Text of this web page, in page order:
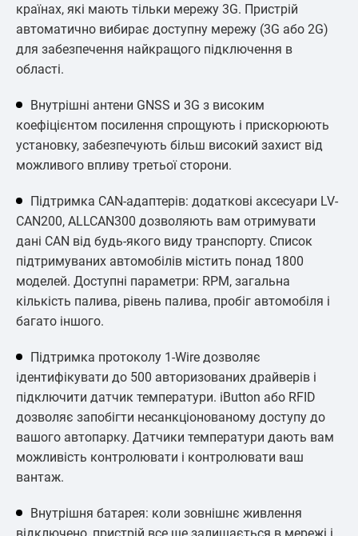
країнах, які мають тільки мережу 3G. Пристрій
автоматично вибирає доступну мережу (3G або 2G)
для забезпечення найкращого підключення в
області.
Внутрішні антени GNSS и 3G з високим
коефіцієнтом посилення спрощують і прискорюють
установку, забезпечують більш високий захист від
можливого впливу третьої сторони.
Підтримка CAN-адаптерів: додаткові аксесуари LV-
CAN200, ALLCAN300 дозволяють вам отримувати
дані CAN від будь-якого виду транспорту. Список
підтримуваних автомобілів містить понад 1800
моделей. Доступні параметри: RPM, загальна
кількість палива, рівень палива, пробіг автомобіля і
багато іншого.
Підтримка протоколу 1-Wire дозволяє
ідентифікувати до 500 авторизованих драйверів і
підключити датчик температури. iButton або RFID
дозволяє запобігти несанкціонованому доступу до
вашого автопарку. Датчики температури дають вам
можливість контролювати і контролювати ваш
вантаж.
Внутрішня батарея: коли зовнішнє живлення